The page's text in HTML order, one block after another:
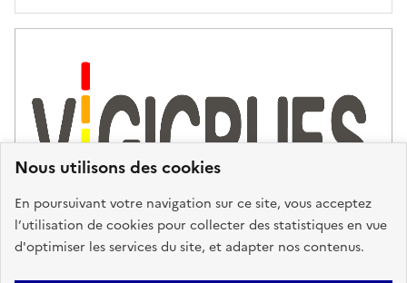
Nous utilisons des cookies
En poursuivant votre navigation sur ce site, vous acceptez
l’utilisation de cookies pour collecter des statistiques en vue
d'optimiser les services du site, et adapter nos contenus.